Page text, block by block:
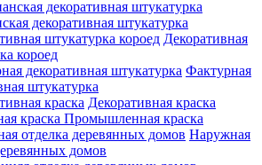
декоративная штукатурка
Декоративная
короед
Фактурная
штукатурка
Декоративная краска
Промышленная краска
Наружная
домов